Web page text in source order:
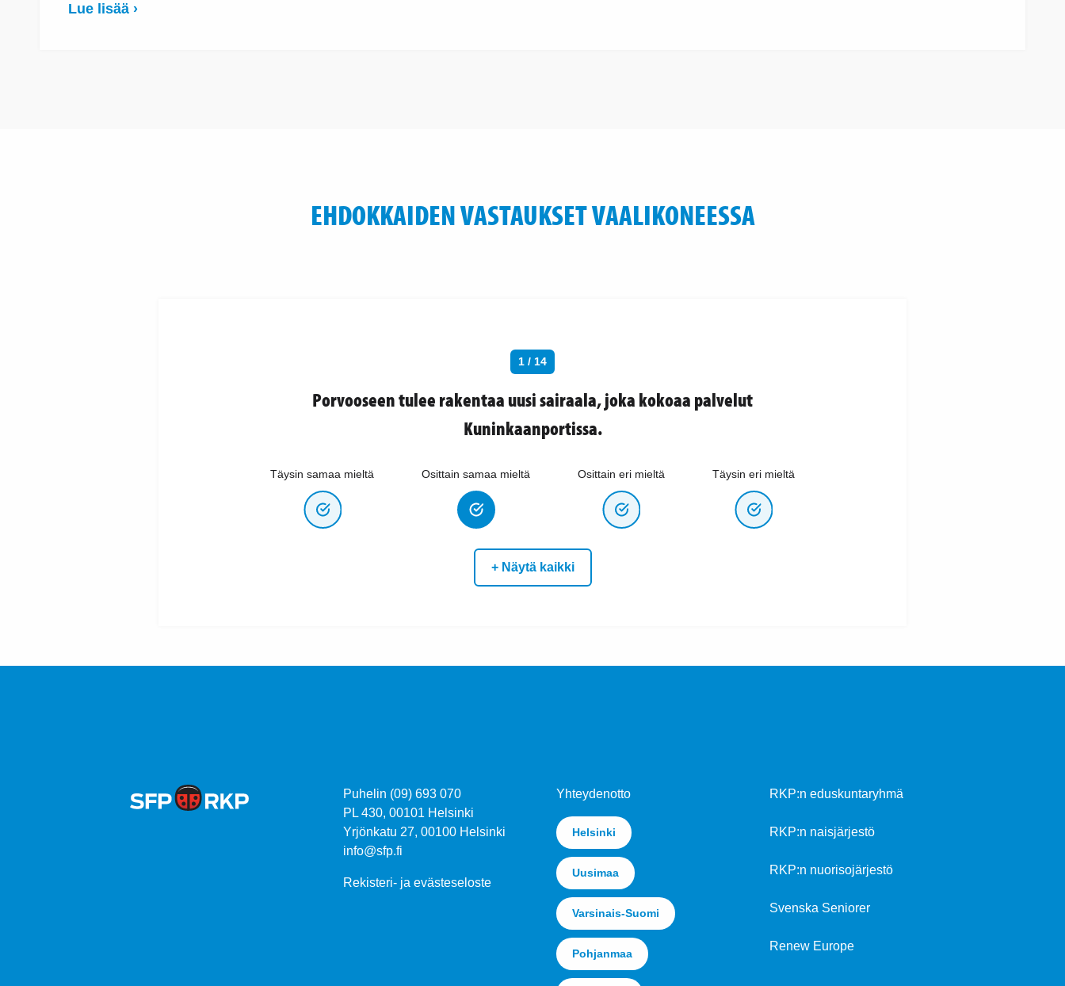
Lue lisää ›
EHDOKKAIDEN VASTAUKSET VAALIKONEESSA
1 / 14
Porvooseen tulee rakentaa uusi sairaala, joka kokoaa palvelut
Kuninkaanportissa.
Täysin samaa mieltä Osittain samaa mieltä Osittain eri mieltä Täysin eri mieltä
+ Näytä kaikki
Puhelin (09) 693 070
PL 430, 00101 Helsinki
Yrjönkatu 27, 00100 Helsinki
info@sfp.fi
Rekisteri- ja evästeseloste
Yhteydenotto
Helsinki
Uusimaa
Varsinais-Suomi
Pohjanmaa
RKP:n eduskuntaryhmä
RKP:n naisjärjestö
RKP:n nuorisojärjestö
Svenska Seniorer
Renew Europe